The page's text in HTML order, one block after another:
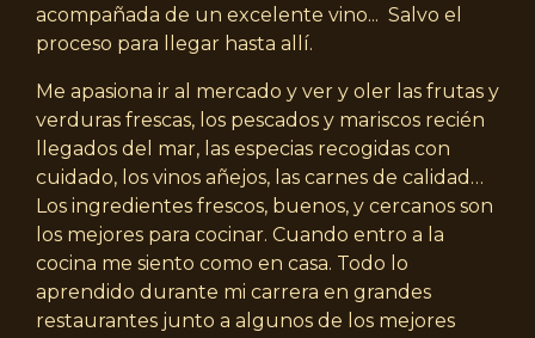
acompañada de un excelente vino... Salvo el
proceso para llegar hasta allí.
Me apasiona ir al mercado y ver y oler las frutas y
verduras frescas, los pescados y mariscos recién
llegados del mar, las especias recogidas con
cuidado, los vinos añejos, las carnes de calidad…
Los ingredientes frescos, buenos, y cercanos son
los mejores para cocinar. Cuando entro a la
cocina me siento como en casa. Todo lo
aprendido durante mi carrera en grandes
restaurantes junto a algunos de los mejores